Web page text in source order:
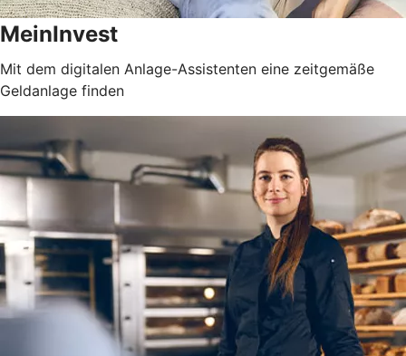
MeinInvest
Mit dem digitalen Anlage-Assistenten eine zeitgemäße
Geldanlage finden